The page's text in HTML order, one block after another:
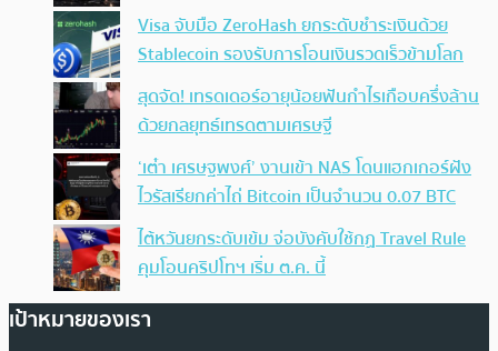
Visa จับมือ ZeroHash ยกระดับชำระเงินด้วย
Stablecoin รองรับการโอนเงินรวดเร็วข้ามโลก
สุดจัด! เทรดเดอร์อายุน้อยฟันกำไรเกือบครึ่งล้าน
ด้วยกลยุทธ์เทรดตามเศรษฐี
‘เต๋า เศรษฐพงศ์’ งานเข้า NAS โดนแฮกเกอร์ฝัง
ไวรัสเรียกค่าไถ่ Bitcoin เป็นจำนวน 0.07 BTC
ไต้หวันยกระดับเข้ม จ่อบังคับใช้กฏ Travel Rule
คุมโอนคริปโทฯ เริ่ม ต.ค. นี้
เป้าหมายของเรา